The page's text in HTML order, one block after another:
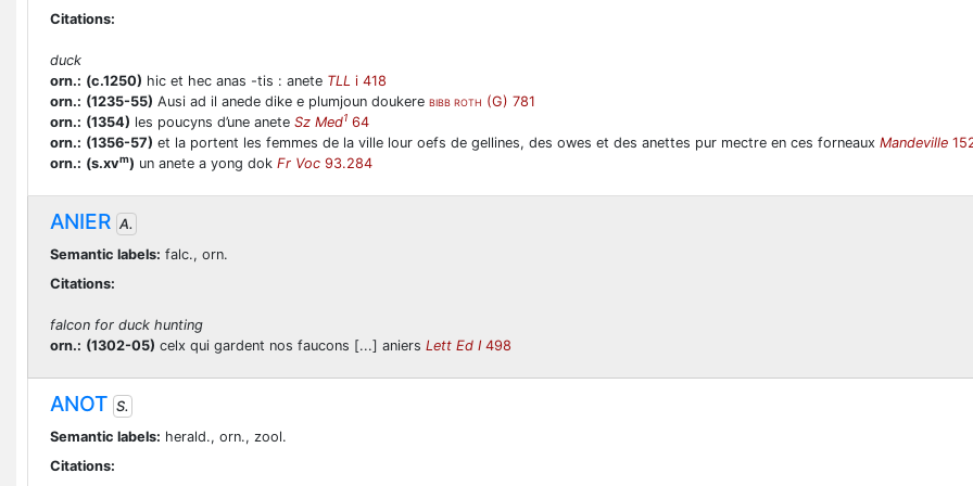
Citations:
duck
orn.: (c.1250) hic et hec anas -tis : anete TLL i 418
orn.: (1235-55) Ausi ad il anede dike e plumjoun doukere BIBB ROTH (G) 781
orn.: (1354) les poucyns d’une anete Sz Med1 64
orn.: (1356-57) et la portent les femmes de la ville lour oefs de gellines, des owes et des anettes pur mectre en ces forneaux Mandeville
orn.: (s.xvm) un anete a yong dok Fr Voc 93.284
ANIER A.
Semantic labels: falc., orn.
Citations:
falcon for duck hunting
orn.: (1302-05) celx qui gardent nos faucons [...] aniers Lett Ed I 498
ANOT S.
Semantic labels: herald., orn., zool.
Citations: